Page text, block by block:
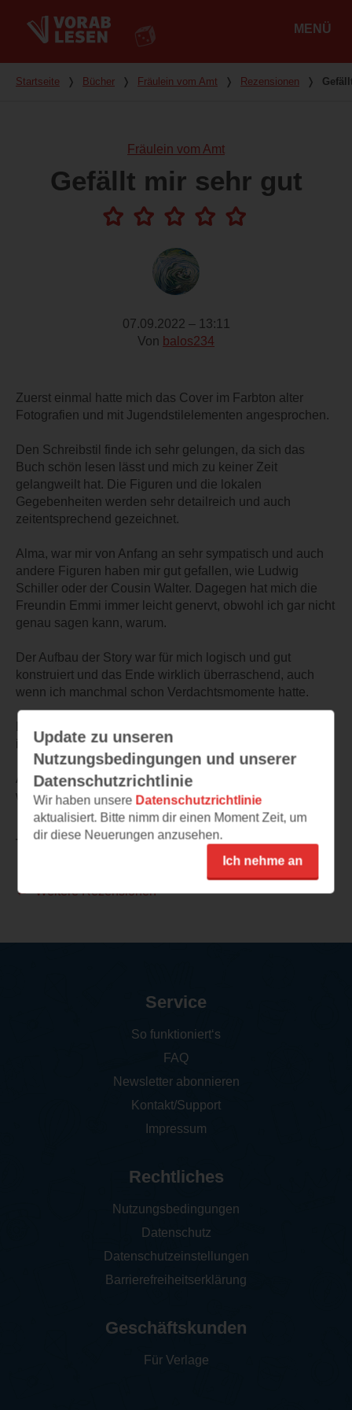
MENÜ
Du bist hier
Startseite ❭ Bücher ❭ Fräulein vom Amt ❭ Rezensionen ❭
Fräulein vom Amt
Gefällt mir sehr gut
07.09.2022 – 13:11
Von balos234
Zuerst einmal hatte mich das Cover im Farbton alter
Fotografien und mit Jugendstilelementen angesprochen.
Den Schreibstil finde ich sehr gelungen, da sich das
Buch schön lesen lässt und mich zu keiner Zeit
gelangweilt hat. Die Figuren und die lokalen
Gegebenheiten werden sehr detailreich und auch
zeitentsprechend gezeichnet.
Alma, war mir von Anfang an sehr sympatisch und auch
andere Figuren haben mir gut gefallen, wie Ludwig
Schiller oder der Cousin Walter. Dagegen hat mich die
Freundin Emmi immer leicht genervt, obwohl ich gar nicht
genau sagen kann, warum.
Der Aufbau der Story war für mich logisch und gut
konstruiert und das Ende wirklich überraschend, auch
wenn ich manchmal schon Verdachtsmomente hatte.
ich hätte eine Jagd zu Fuß vorgezogen.
Alles in allem fand ich das Buch aber großartig und
werde sicher die Serie weiterverfolgen.
TEILEN
Weitere Rezensionen
Update zu unseren
Nutzungsbedingungen und unserer
Datenschutzrichtlinie
Wir haben unsere Datenschutzrichtlinie
aktualisiert. Bitte nimm dir einen Moment Zeit, um
dir diese Neuerungen anzusehen.
Ich nehme an
Service
So funktioniert‘s
FAQ
Newsletter abonnieren
Kontakt/Support
Impressum
Rechtliches
Nutzungsbedingungen
Datenschutz
Datenschutzeinstellungen
Barrierefreiheitserklärung
Geschäftskunden
Für Verlage